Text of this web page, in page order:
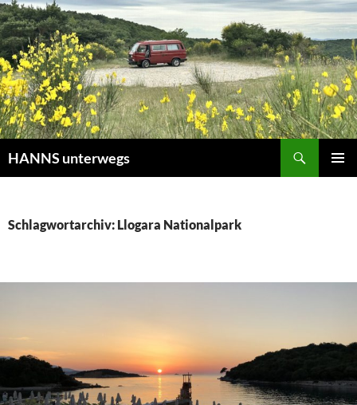
Zum
Inhalt
springen
HANNS unterwegs
Schlagwortarchiv: Llogara Nationalpark